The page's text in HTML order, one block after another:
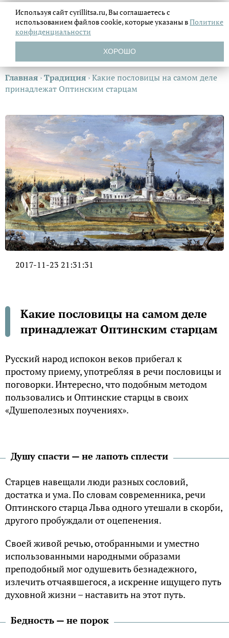
Главная ›Традиция ›Какие пословицы на самом деле
принадлежат Оптинским старцам
2017-11-23 21:31:31
Какие пословицы на самом деле
принадлежат Оптинским старцам
Русский народ испокон веков прибегал к
простому приему, употребляя в речи пословицы и
поговорки. Интересно, что подобным методом
пользовались и Оптинские старцы в своих
«Душеполезных поучениях».
Душу спасти — не лапоть сплести
Старцев навещали люди разных сословий,
достатка и ума. По словам современника, речи
Оптинского старца Льва одного утешали в скорби,
другого пробуждали от оцепенения.
Своей живой речью, отобранными и уместно
использованными народными образами
преподобный мог одушевить безнадежного,
излечить отчаявшегося, а искренне ищущего путь
духовной жизни – наставить на этот путь.
Бедность — не порок
Используя сайт cyrillitsa.ru, Вы соглашаетесь с
использованием файловcookie, которые указаны вПолитике
конфиденциальности
ХОРОШО